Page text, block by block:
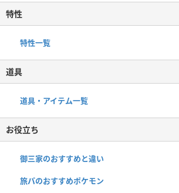
特性
特性一覧
道具
道具・アイテム一覧
お役立ち
御三家のおすすめと違い
旅パのおすすめポケモン